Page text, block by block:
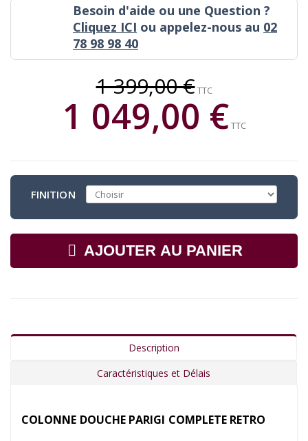
Besoin d'aide ou une Question ?
Cliquez ICI ou appelez-nous au 02
78 98 98 40
1 399,00 €TTC
1 049,00 €TTC
FINITION
AJOUTER AU PANIER
Description
Caractéristiques et Délais
COLONNE DOUCHE PARIGI COMPLETE RETRO